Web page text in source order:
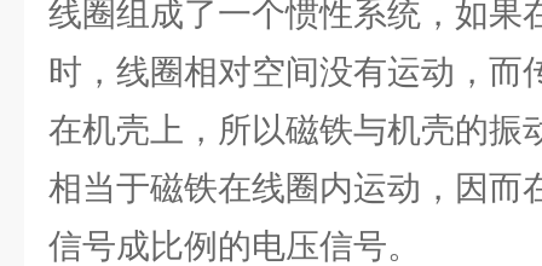
线圈组成了一个惯性系统，如果
时，线圈相对空间没有运动，而
在机壳上，所以磁铁与机壳的振
相当于磁铁在线圈内运动，因而
信号成比例的电压信号。